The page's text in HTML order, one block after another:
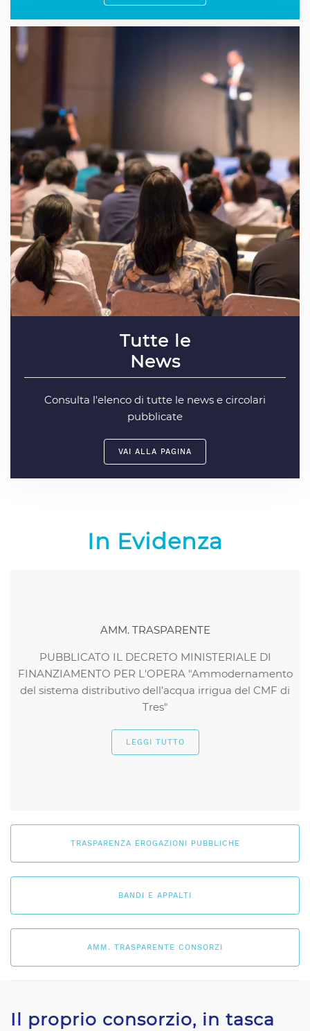
Tutte le
News
Consulta l'elenco di tutte le news e circolari
pubblicate
VAI ALLA PAGINA
In Evidenza
AMM. TRASPARENTE
PUBBLICATO IL DECRETO MINISTERIALE DI
FINANZIAMENTO PER L'OPERA "Ammodernamento
del sistema distributivo dell’acqua irrigua del CMF di
Tres"
LEGGI TUTTO
TRASPARENZA EROGAZIONI PUBBLICHE
BANDI E APPALTI
AMM. TRASPARENTE CONSORZI
Il proprio consorzio, in tasca